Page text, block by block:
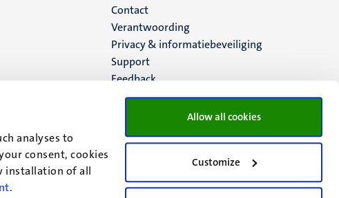
analyses to
consent, cookies
installation of all
.
Allow all cookies
Customize
Menu
footer
(NL)
Contact
Verantwoording
Privacy & informatiebeveiliging
Support
Feedback